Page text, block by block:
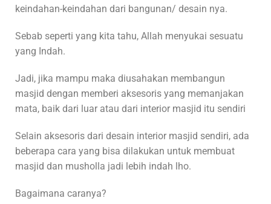
keindahan-keindahan dari bangunan/ desain nya.
Sebab seperti yang kita tahu, Allah menyukai sesuatu
yang Indah.
Jadi, jika mampu maka diusahakan membangun
masjid dengan memberi aksesoris yang memanjakan
mata, baik dari luar atau dari interior masjid itu sendiri
Selain aksesoris dari desain interior masjid sendiri, ada
beberapa cara yang bisa dilakukan untuk membuat
masjid dan musholla jadi lebih indah lho.
Bagaimana caranya?